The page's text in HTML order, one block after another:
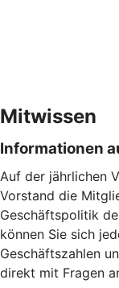
Mitwissen
Informationen
Auf der jährlichen
Vorstand die
Geschäftspolitik
können Sie sich
Geschäftszahlen
direkt mit Fragen